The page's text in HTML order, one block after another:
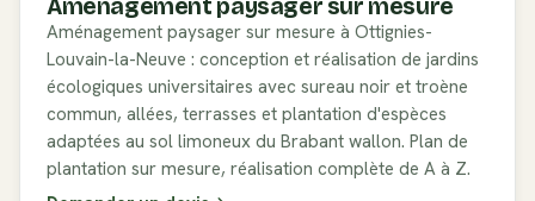
Aménagement paysager sur mesure
Aménagement paysager sur mesure à Ottignies-
Louvain-la-Neuve : conception et réalisation de jardins
écologiques universitaires avec sureau noir et troène
commun, allées, terrasses et plantation d'espèces
adaptées au sol limoneux du Brabant wallon. Plan de
plantation sur mesure, réalisation complète de A à Z.